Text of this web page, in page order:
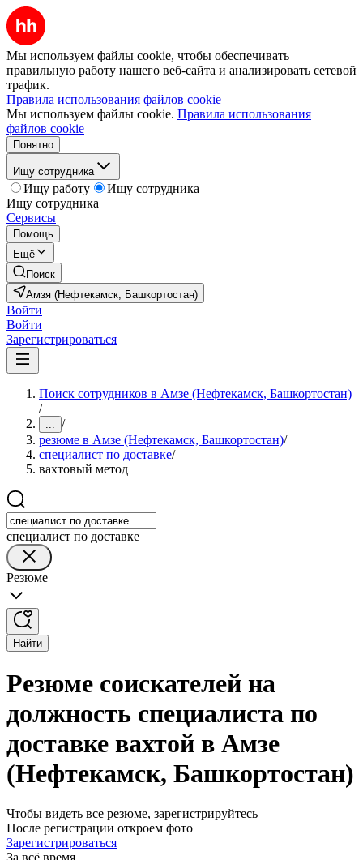
Мы используем файлы cookie, чтобы обеспечивать
правильную работу нашего веб-сайта и анализировать сетевой
трафик.
Правила использования файлов cookie
Мы используем файлы cookie. Правила использования
файлов cookie
Понятно
Ищу сотрудника
Ищу работу
Ищу сотрудника
Ищу сотрудника
Сервисы
Помощь
Ещё
Поиск
Амзя (Нефтекамск, Башкортостан)
Войти
Войти
Зарегистрироваться
Поиск сотрудников в Амзе (Нефтекамск, Башкортостан)
/
... /
резюме в Амзе (Нефтекамск, Башкортостан)/
специалист по доставке/
вахтовый метод
специалист по доставке
Резюме
Найти
Резюме соискателей на
должность специалиста по
доставке вахтой в Амзе
(Нефтекамск, Башкортостан)
Чтобы видеть все резюме, зарегистрируйтесь
После регистрации откроем фото
Зарегистрироваться
За всё время